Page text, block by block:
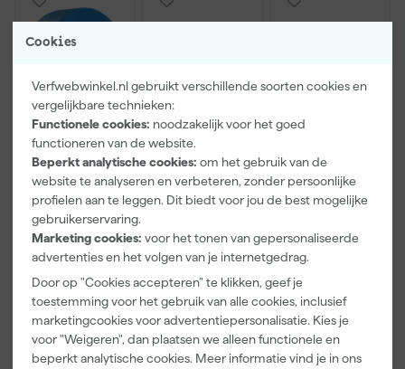
Cookies
Verfwebwinkel.nl gebruikt verschillende soorten cookies en
vergelijkbare technieken:
Functionele cookies: noodzakelijk voor het goed
functioneren van de website.
Beperkt analytische cookies: om het gebruik van de
website te analyseren en verbeteren, zonder persoonlijke
profielen aan te leggen. Dit biedt voor jou de best mogelijke
gebruikerservaring.
Marketing cookies: voor het tonen van gepersonaliseerde
advertenties en het volgen van je internetgedrag.
Door op "Cookies accepteren" te klikken, geef je
toestemming voor het gebruik van alle cookies, inclusief
marketingcookies voor advertentiepersonalisatie. Kies je
voor "Weigeren", dan plaatsen we alleen functionele en
beperkt analytische cookies. Meer informatie vind je in ons
Kip Tape
3307-24
Smooth-Tec
Afplaktape
Buitengebruik
- 24mm x
Morgen
bezorgd
5,28
incl. BTW
Farrow & Ball
F&B
Kleurenwaaie
Morgen
bezorgd
22,00
incl. BTW
Go!Paint Roll
And Go
Verfbak -
0,5L + 5
Inzetbakken
Morgen
bezorgd
3,99
incl. BTW